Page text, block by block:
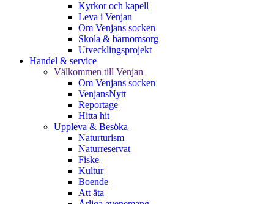
Kyrkor och kapell
Leva i Venjan
Om Venjans socken
Skola & barnomsorg
Utvecklingsprojekt
Handel & service
Välkommen till Venjan
Om Venjans socken
VenjansNytt
Reportage
Hitta hit
Uppleva & Besöka
Naturturism
Naturreservat
Fiske
Kultur
Boende
Att äta